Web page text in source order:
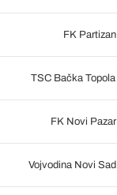
FK Partizan
TSC Bačka Topola
FK Novi Pazar
Vojvodina Novi Sad